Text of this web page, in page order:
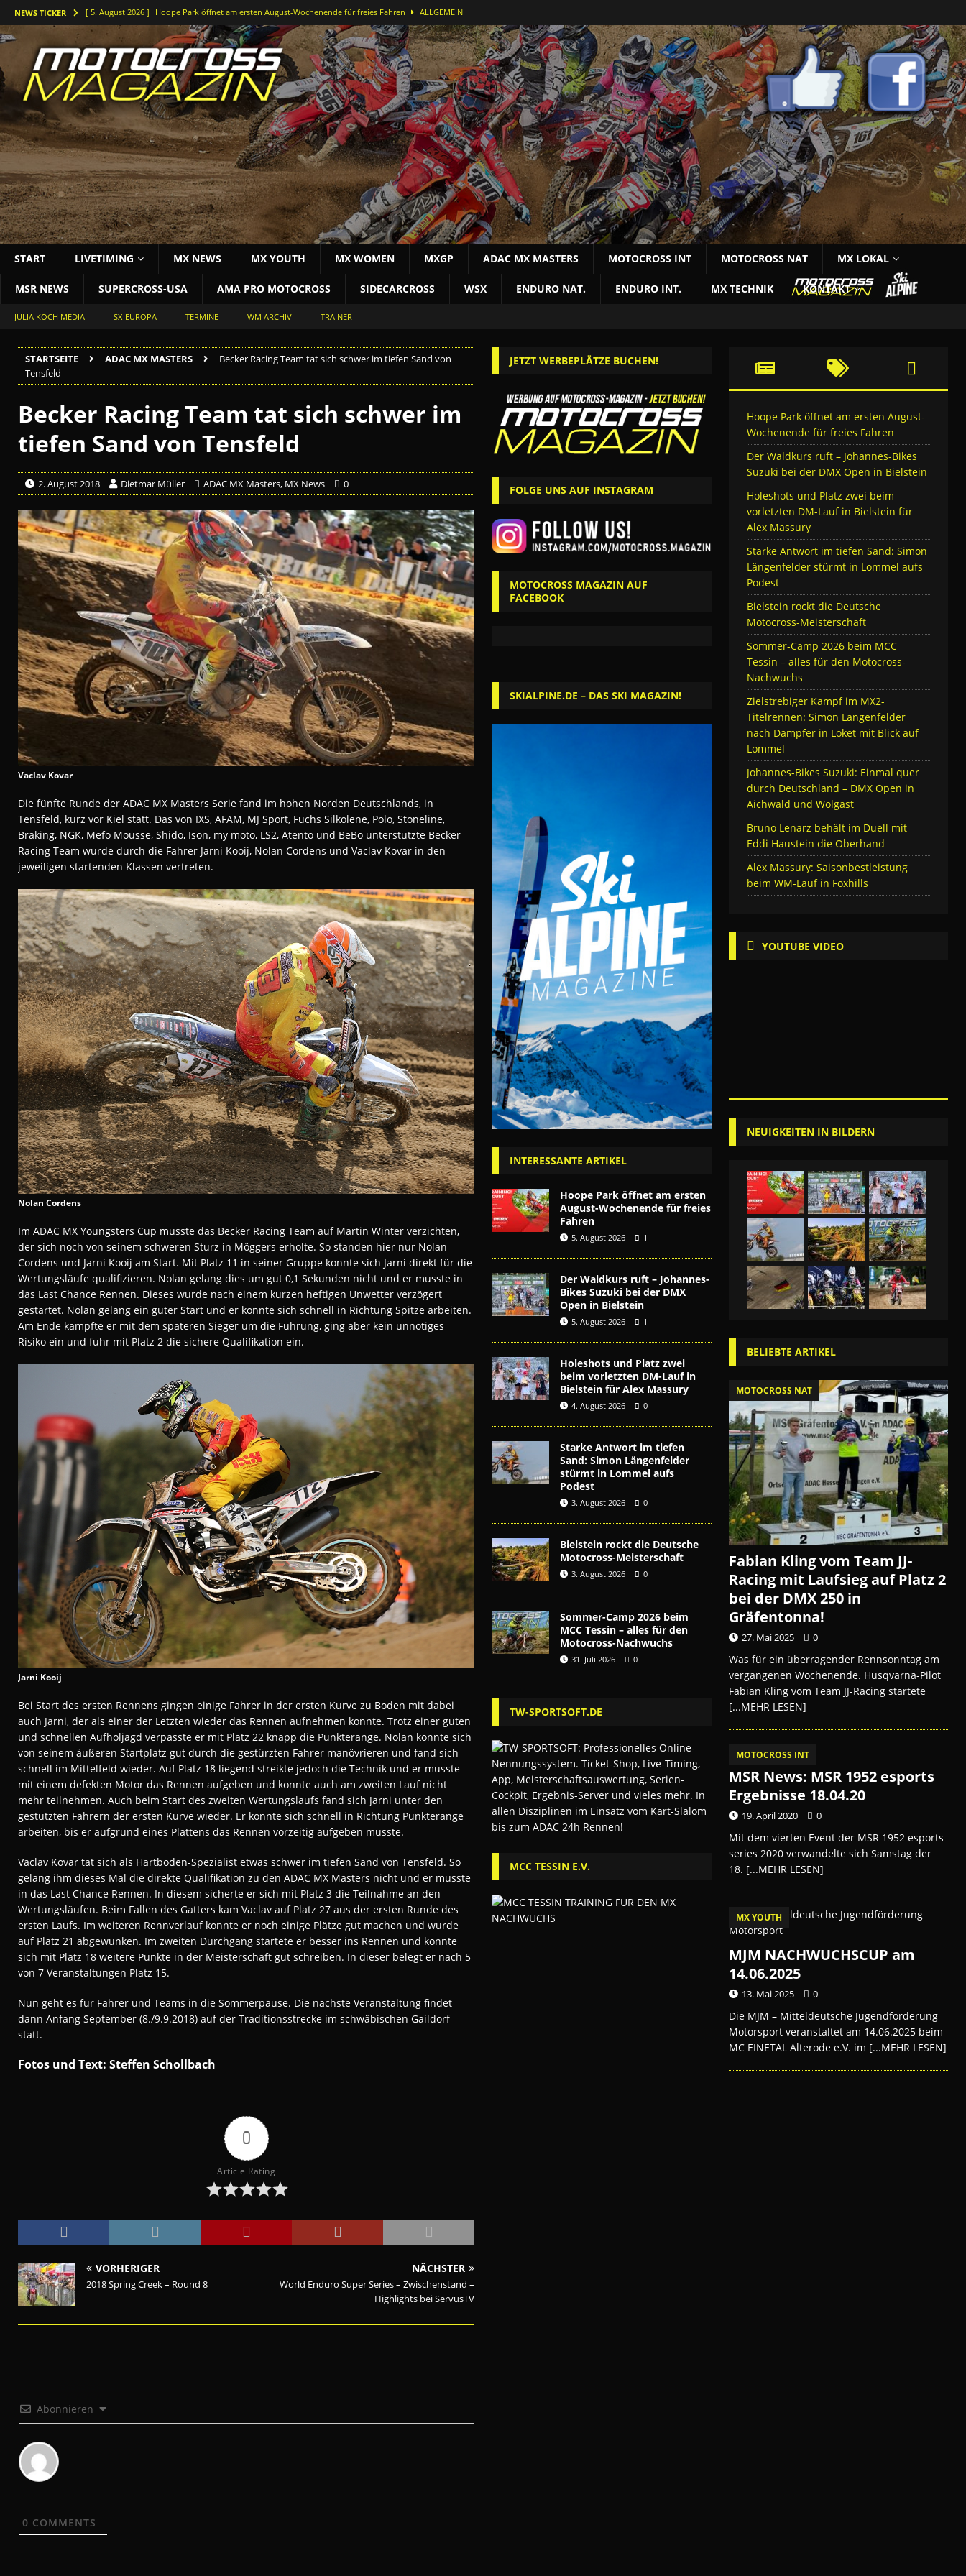
NEWS TICKER [ 5. August 2026 ] Hoope Park öffnet am ersten August-Wochenende für freies Fahren ALLGEMEIN
[ 5. August 2026 ] Der Waldkurs ruft – Johannes-Bikes Suzuki bei der DMX Open in Bielstein MOTOCROSS NAT
[ 4. August 2026 ] Holeshots und Platz zwei beim vorletzten DM-Lauf in Bielstein für Alex Massury MX NEWS
[ 3. August 2026 ] Starke Antwort im tiefen Sand: Simon Längenfelder stürmt in Lommel aufs Podest MOTOCROSS INT
[ 3. August 2026 ] Bielstein rockt die Deutsche Motocross-Meisterschaft MOTOCROSS NAT
START LIVETIMING MX NEWS MX YOUTH MX WOMEN MXGP ADAC MX MASTERS MOTOCROSS INT MOTOCROSS NAT MX LOKAL
MSR NEWS SUPERCROSS-USA AMA PRO MOTOCROSS SIDECARCROSS WSX ENDURO NAT. ENDURO INT. MX TECHNIK KONTAKT
JULIA KOCH MEDIA SX-EUROPA TERMINE WM ARCHIV TRAINER
STARTSEITE ADAC MX MASTERS
Becker Racing Team tat sich schwer im tiefen Sand von
Tensfeld
Becker Racing Team tat sich schwer im
tiefen Sand von Tensfeld
2. August 2018 Dietmar Müller ADAC MX Masters, MX News 0
Vaclav Kovar
Die fünfte Runde der ADAC MX Masters Serie fand im hohen Norden Deutschlands, in
Tensfeld, kurz vor Kiel statt. Das von IXS, AFAM, MJ Sport, Fuchs Silkolene, Polo, Stoneline,
Braking, NGK, Mefo Mousse, Shido, Ison, my moto, LS2, Atento und BeBo unterstützte Becker
Racing Team wurde durch die Fahrer Jarni Kooij, Nolan Cordens und Vaclav Kovar in den
jeweiligen startenden Klassen vertreten.
Nolan Cordens
Im ADAC MX Youngsters Cup musste das Becker Racing Team auf Martin Winter verzichten,
der sich noch von seinem schweren Sturz in Möggers erholte. So standen hier nur Nolan
Cordens und Jarni Kooij am Start. Mit Platz 11 in seiner Gruppe konnte sich Jarni direkt für die
Wertungsläufe qualifizieren. Nolan gelang dies um gut 0,1 Sekunden nicht und er musste in
das Last Chance Rennen. Dieses wurde nach einem kurzen heftigen Unwetter verzögert
gestartet. Nolan gelang ein guter Start und er konnte sich schnell in Richtung Spitze arbeiten.
Am Ende kämpfte er mit dem späteren Sieger um die Führung, ging aber kein unnötiges
Risiko ein und fuhr mit Platz 2 die sichere Qualifikation ein.
Jarni Kooij
Bei Start des ersten Rennens gingen einige Fahrer in der ersten Kurve zu Boden mit dabei
auch Jarni, der als einer der Letzten wieder das Rennen aufnehmen konnte. Trotz einer guten
und schnellen Aufholjagd verpasste er mit Platz 22 knapp die Punkteränge. Nolan konnte sich
von seinem äußeren Startplatz gut durch die gestürzten Fahrer manövrieren und fand sich
schnell im Mittelfeld wieder. Auf Platz 18 liegend streikte jedoch die Technik und er musste
mit einem defekten Motor das Rennen aufgeben und konnte auch am zweiten Lauf nicht
mehr teilnehmen. Auch beim Start des zweiten Wertungslaufs fand sich Jarni unter den
gestützten Fahrern der ersten Kurve wieder. Er konnte sich schnell in Richtung Punkteränge
arbeiten, bis er aufgrund eines Plattens das Rennen vorzeitig aufgeben musste.
Vaclav Kovar tat sich als Hartboden-Spezialist etwas schwer im tiefen Sand von Tensfeld. So
gelang ihm dieses Mal die direkte Qualifikation zu den ADAC MX Masters nicht und er musste
in das Last Chance Rennen. In diesem sicherte er sich mit Platz 3 die Teilnahme an den
Wertungsläufen. Beim Fallen des Gatters kam Vaclav auf Platz 27 aus der ersten Runde des
ersten Laufs. Im weiteren Rennverlauf konnte er noch einige Plätze gut machen und wurde
auf Platz 21 abgewunken. Im zweiten Durchgang startete er besser ins Rennen und konnte
sich mit Platz 18 weitere Punkte in der Meisterschaft gut schreiben. In dieser belegt er nach 5
von 7 Veranstaltungen Platz 15.
Nun geht es für Fahrer und Teams in die Sommerpause. Die nächste Veranstaltung findet
dann Anfang September (8./9.9.2018) auf der Traditionsstrecke im schwäbischen Gaildorf
statt.
Fotos und Text: Steffen Schollbach
0
Article Rating
VORHERIGER
2018 Spring Creek – Round 8
NÄCHSTER
World Enduro Super Series – Zwischenstand –
Highlights bei ServusTV
Abonnieren
0 COMMENTS
JETZT WERBEPLÄTZE BUCHEN!
FOLGE UNS AUF INSTAGRAM
MOTOCROSS MAGAZIN AUF
FACEBOOK
SKIALPINE.DE – DAS SKI MAGAZIN!
INTERESSANTE ARTIKEL
Hoope Park öffnet am ersten
August-Wochenende für freies
Fahren
5. August 2026 1
Der Waldkurs ruft – Johannes-
Bikes Suzuki bei der DMX
Open in Bielstein
5. August 2026 1
Holeshots und Platz zwei
beim vorletzten DM-Lauf in
Bielstein für Alex Massury
4. August 2026 0
Starke Antwort im tiefen
Sand: Simon Längenfelder
stürmt in Lommel aufs
Podest
3. August 2026 0
Bielstein rockt die Deutsche
Motocross-Meisterschaft
3. August 2026 0
Sommer-Camp 2026 beim
MCC Tessin – alles für den
Motocross-Nachwuchs
31. Juli 2026 0
TW-SPORTSOFT.DE
MCC TESSIN E.V.
Hoope Park öffnet am ersten August-
Wochenende für freies Fahren
Der Waldkurs ruft – Johannes-Bikes
Suzuki bei der DMX Open in Bielstein
Holeshots und Platz zwei beim
vorletzten DM-Lauf in Bielstein für
Alex Massury
Starke Antwort im tiefen Sand: Simon
Längenfelder stürmt in Lommel aufs
Podest
Bielstein rockt die Deutsche
Motocross-Meisterschaft
Sommer-Camp 2026 beim MCC
Tessin – alles für den Motocross-
Nachwuchs
Zielstrebiger Kampf im MX2-
Titelrennen: Simon Längenfelder
nach Dämpfer in Loket mit Blick auf
Lommel
Johannes-Bikes Suzuki: Einmal quer
durch Deutschland – DMX Open in
Aichwald und Wolgast
Bruno Lenarz behält im Duell mit
Eddi Haustein die Oberhand
Alex Massury: Saisonbestleistung
beim WM-Lauf in Foxhills
YOUTUBE VIDEO
NEUIGKEITEN IN BILDERN
BELIEBTE ARTIKEL
MOTOCROSS NAT
Fabian Kling vom Team JJ-
Racing mit Laufsieg auf Platz 2
bei der DMX 250 in
Gräfentonna!
27. Mai 2025 0
Was für ein überragender Rennsonntag am
vergangenen Wochenende. Husqvarna-Pilot
Fabian Kling vom Team JJ-Racing startete
[...MEHR LESEN]
MOTOCROSS INT
MSR News: MSR 1952 esports
Ergebnisse 18.04.20
19. April 2020 0
Mit dem vierten Event der MSR 1952 esports
series 2020 verwandelte sich Samstag der
18. [...MEHR LESEN]
MX YOUTH
MJM NACHWUCHSCUP am
14.06.2025
13. Mai 2025 0
Die MJM – Mitteldeutsche Jugendförderung
Motorsport veranstaltet am 14.06.2025 beim
MC EINETAL Alterode e.V. im [...MEHR LESEN]